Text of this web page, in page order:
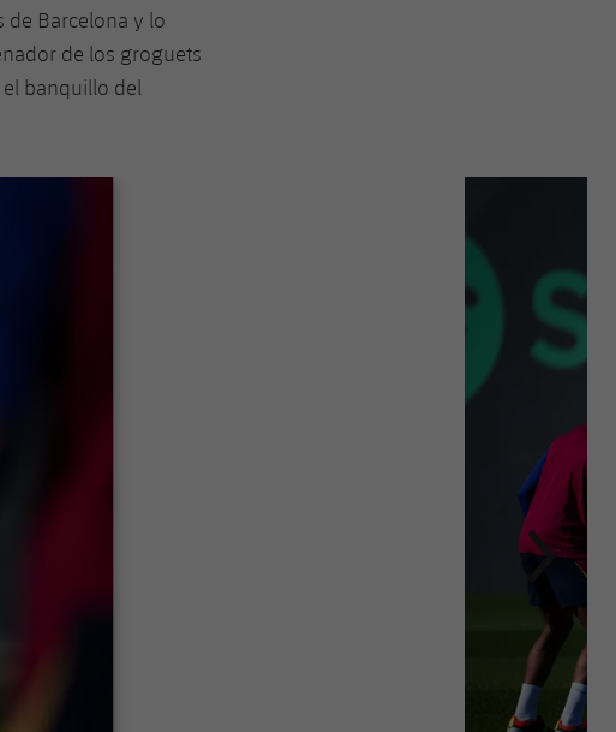
de Barcelona y lo
de los groguets
banquillo del